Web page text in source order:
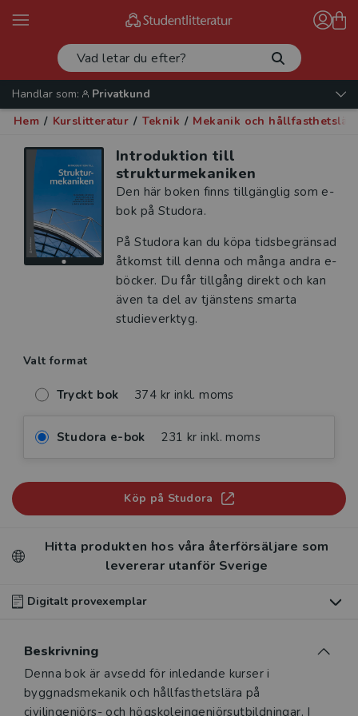
Handlar som:
Privatkund
Hem / Kurslitteratur / Teknik / Mekanik och
Introduktion till
strukturmekaniken
Den här boken finns tillgänglig som e-
bok på Studora.
På Studora kan du köpa tidsbegränsad
åtkomst till denna och många andra e-
böcker. Du får tillgång direkt och kan
även ta del av tjänstens smarta
studieverktyg.
Valt format
Tryckt bok 374 kr inkl. moms
Studora e-bok 231 kr inkl. moms
Köp på Studora
Hitta produkten hos våra återförsäljare som
levererar utanför Sverige
Digitalt provexemplar
digitalt provexemplar av den här produkten
Våra digitala provexemplar tillhandahålls via Studora.se
och ger dig tillgång till boken under 180 dagar. Observera
Beskrivning
Beskrivning
Denna bok är avsedd för inledande kurser i
byggnadsmekanik och hållfasthetslära på
civilingenjörs- och högskoleingenjörsutbildningar. I